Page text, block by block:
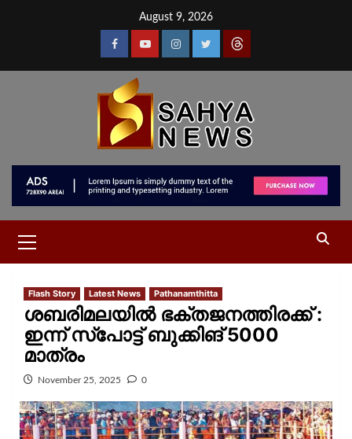
August 9, 2026
Flash Story Latest News Pathanamthitta
ശബരിമലയിൽ ഭക്തജനത്തിരക്ക് :
ഇന്ന് സ്പോട്ട് ബുക്കിങ് 5000
മാത്രം
November 25, 2025 0